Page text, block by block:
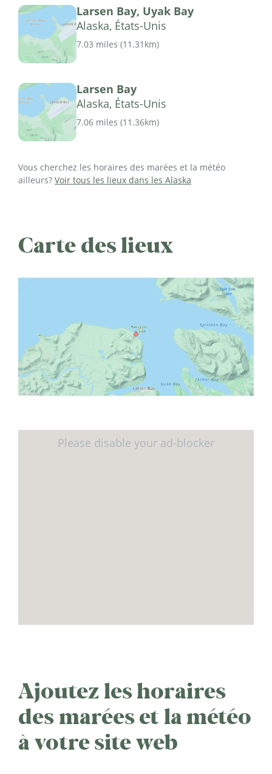
Larsen Bay, Uyak Bay
Alaska, États-Unis
7.03 miles (11.31km)
Larsen Bay
Alaska, États-Unis
7.06 miles (11.36km)
Vous cherchez les horaires des marées et la météo
ailleurs? Voir tous les lieux dans les Alaska
Carte des lieux
Ajoutez les horaires
des marées et la météo
à votre site web